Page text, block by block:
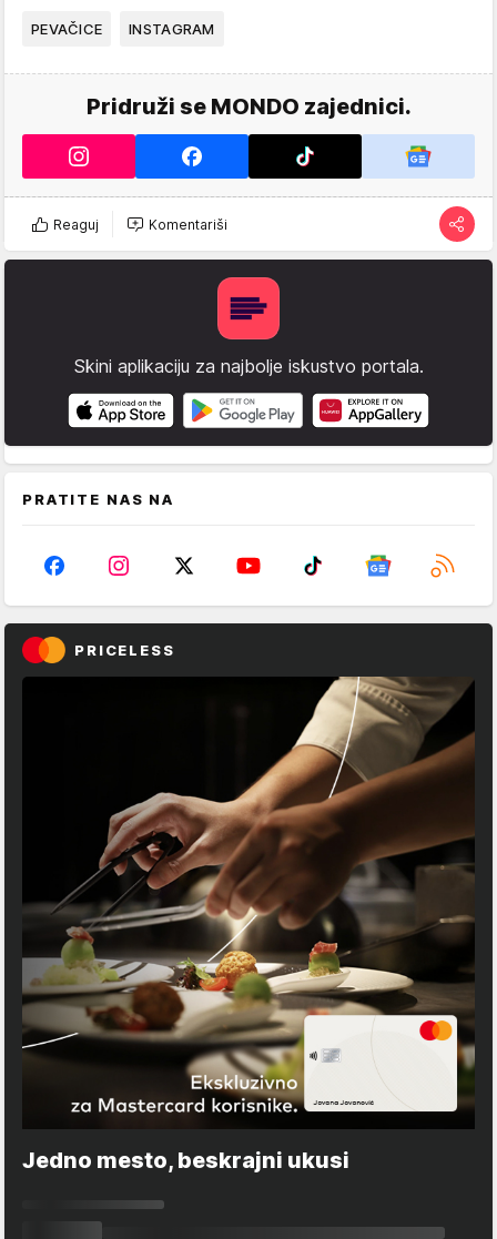
PEVAČICE INSTAGRAM
Pridruži se MONDO zajednici.
Reaguj Komentariši
Skini aplikaciju za najbolje iskustvo portala.
PRATITE NAS NA
PRICELESS
Jedno mesto, beskrajni ukusi